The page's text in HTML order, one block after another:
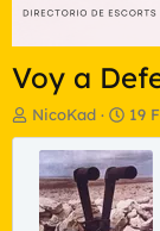
Voy a
I
n
a
NicoKad
F
e
c
h
a
d
19